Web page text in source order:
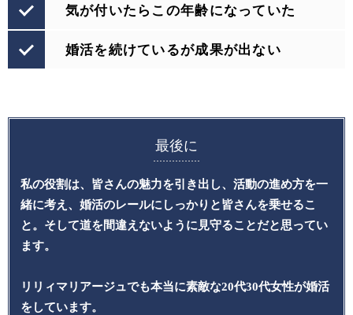
気が付いたらこの年齢になっていた
婚活を続けているが成果が出ない
最後に
私の役割は、皆さんの魅力を引き出し、活動の進め方を一
緒に考え、 婚活のレールにしっかりと皆さんを乗せるこ
と。 そして道を間違えないように見守ることだと思ってい
ます。
リリィマリアージュでも本当に素敵な20代30代女性が婚活
をしています。